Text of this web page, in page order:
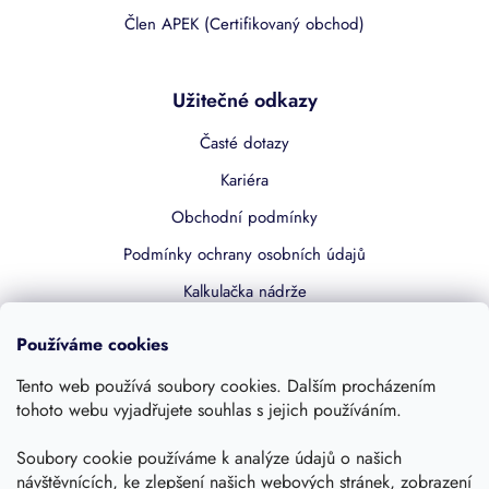
Používáme cookies
Tento web používá soubory cookies. Dalším procházením
tohoto webu vyjadřujete souhlas s jejich používáním.
Soubory cookie používáme k analýze údajů o našich
návštěvnících, ke zlepšení našich webových stránek, zobrazení
Člen APEK (Certifikovaný obchod)
Užitečné odkazy
Časté dotazy
Kariéra
Obchodní podmínky
Podmínky ochrany osobních údajů
Kalkulačka nádrže
Kontakty
Sledujte nás